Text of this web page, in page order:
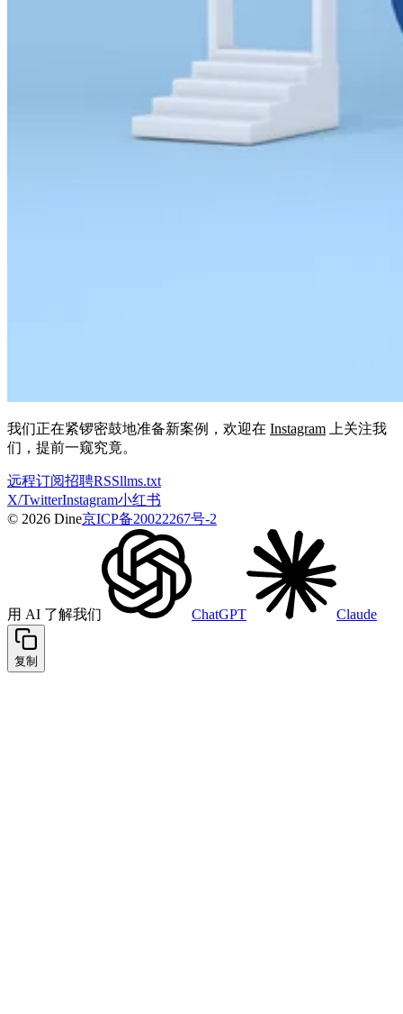
我们正在紧锣密鼓地准备新案例，欢迎在 Instagram 上关注我
们，提前一窥究竟。
远程订阅招聘RSSllms.txt
X/TwitterInstagram小红书
© 2026 Dine京ICP备20022267号-2
用 AI 了解我们 ChatGPT Claude
复制